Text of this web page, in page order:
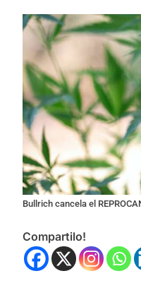
Bullrich cancela el
Compartilo!